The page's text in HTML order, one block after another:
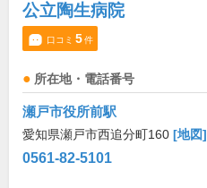
公立陶生病院
口コミ 5件
所在地・電話番号
瀬戸市役所前駅
愛知県瀬戸市西追分町160 [地図]
0561-82-5101